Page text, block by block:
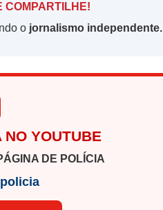
COMPARTILHE!
o jornalismo independente.
NO YOUTUBE
DE POLÍCIA